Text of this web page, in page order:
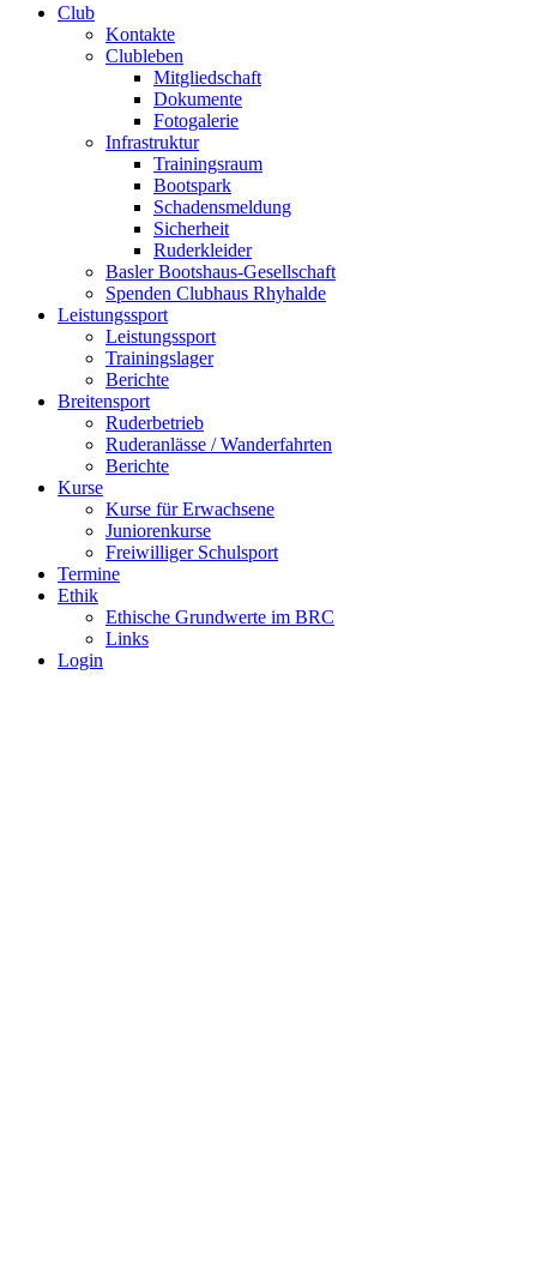
Club
Kontakte
Clubleben
Mitgliedschaft
Dokumente
Fotogalerie
Infrastruktur
Trainingsraum
Bootspark
Schadensmeldung
Sicherheit
Ruderkleider
Basler Bootshaus-Gesellschaft
Spenden Clubhaus Rhyhalde
Leistungssport
Leistungssport
Trainingslager
Berichte
Breitensport
Ruderbetrieb
Ruderanlässe / Wanderfahrten
Berichte
Kurse
Kurse für Erwachsene
Juniorenkurse
Freiwilliger Schulsport
Termine
Ethik
Ethische Grundwerte im BRC
Links
Login